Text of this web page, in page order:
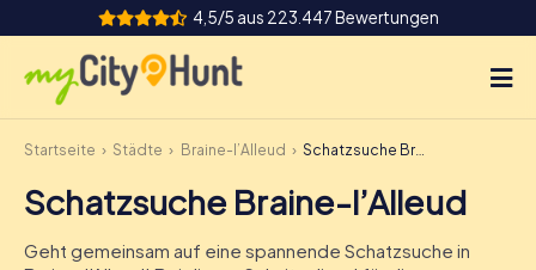
4,5/5 aus 223.447 Bewertungen
So funktioniert's
Städte
Startseite Städte Braine-l’Alleud Schatzsuche Braine-l’Alleud
Schatzsuche Braine-l’Alleud
Geht gemeinsam auf eine spannende Schatzsuche in